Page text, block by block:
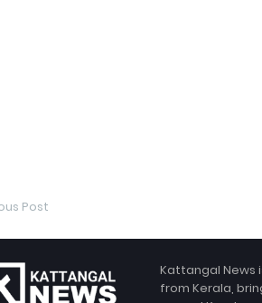
Post
Kattangal News
from Kerala,